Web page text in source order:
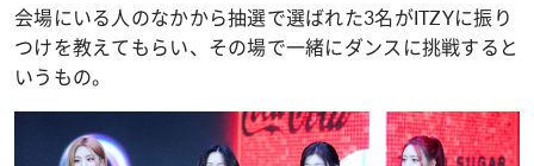
会場にいる人のなかから抽選で選ばれた3名がITZYに振り
つけを教えてもらい、その場で一緒にダンスに挑戦すると
いうもの。